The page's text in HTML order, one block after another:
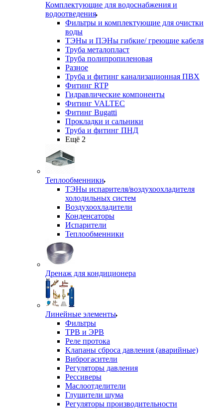
Комплектующие для водоснабжения и
водоотведения
Фильтры и комплектующие для очистки
воды
ТЭНы и ПЭНы гибкие/ греющие кабеля
Труба металопласт
Труба полипропиленовая
Разное
Труба и фитинг канализационная ПВХ
Фитинг RTP
Гидравлические компоненты
Фитинг VALTEC
Фитинг Bugatti
Прокладки и сальники
Труба и фитинг ПНД
Ещё 2
Теплообменники
ТЭНы испарителя/воздухоохладителя
холодильных систем
Воздухоохладители
Конденсаторы
Испарители
Теплообменники
Дренаж для кондиционера
Линейные элементы
Фильтры
ТРВ и ЭРВ
Реле протока
Клапаны сброса давления (аварийные)
Виброгасители
Регуляторы давления
Рессиверы
Маслоотделители
Глушители шума
Регуляторы производительности